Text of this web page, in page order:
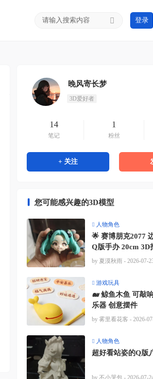
登录
晚风寄长梦
3D爱好者
14
笔记
1
粉丝
+ 关注
您可能感兴趣的3D模型
人物角色
🌟 赛博朋克2077
Q版手办 20cm 3D
by 夏漠秋雨 - 2026-07-
游戏玩具
🐋 鲸鱼木鱼 可敲
乐器 创意摆件
by 雾里看花客 - 2026-
人物角色
超好看站姿的Q版
by 不小哭包 - 2026-07-